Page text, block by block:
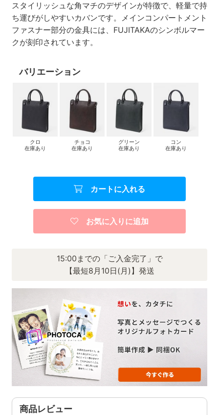
スタイリッシュな角マチのデザインが特徴で、軽量で持
ち運びがしやすいカバンです。メインコンパートメント
ファスナー部分の金具には、FUJITAKAのシンボルマー
クが刻印されています。
バリエーション
クロ
在庫あり
チョコ
在庫あり
グリーン
在庫あり
コン
在庫あり
カートに入れる
お気に入りに追加
15:00までの「ご入金完了」で
【最短8月10日(月)】発送
商品レビュー